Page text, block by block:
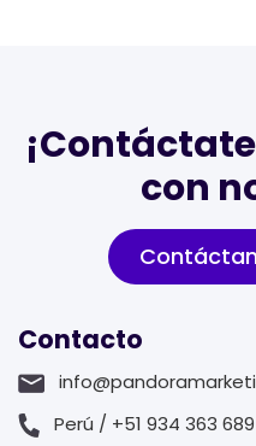
Contacto
Perú / +51 934 363 689
¡Contáctate
con